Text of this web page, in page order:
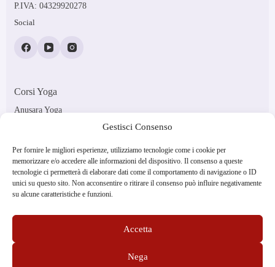
Gestisci Consenso
Per fornire le migliori esperienze, utilizziamo tecnologie come i cookie per
memorizzare e/o accedere alle informazioni del dispositivo. Il consenso a queste
tecnologie ci permetterà di elaborare dati come il comportamento di navigazione o ID
unici su questo sito. Non acconsentire o ritirare il consenso può influire negativamente
su alcune caratteristiche e funzioni.
Accetta
Nega
P.IVA: 04329920278
Social
Corsi Yoga
Anusara Yoga
Corsi Pilates
Pilates Met
Pilates Reformer
Pilates Crossfit
Pilates Soft
Orari